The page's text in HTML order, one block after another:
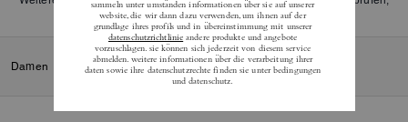
finden Siehier .
Damen Kleidung / Oberteile und T-Shirts